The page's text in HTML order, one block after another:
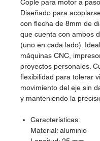
Cople para motor a
Diseñado para
con flecha de 8mm de
que cuenta con ambos
(uno en cada lado).
máquinas CNC,
proyectos personales.
flexibilidad para tolerar
movimiento del eje sin
y manteniendo la
Características:
Material: aluminio